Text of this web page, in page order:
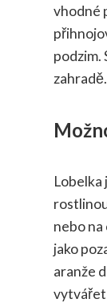
vhodné
podzim.
zahradě.
Lobelka
nebo
jako
aranže
vytvářet